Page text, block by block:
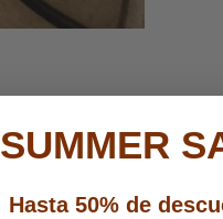
SUMMER
Hasta 50% de